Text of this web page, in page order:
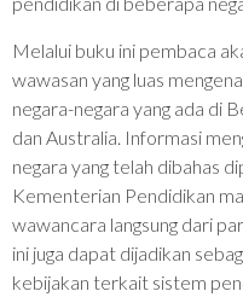
Melalui buku ini pembaca
wawasan yang luas
negara-negara yang ada di
dan Australia. Informasi
negara yang telah dibahas
Kementerian Pendidikan
wawancara langsung dari
ini juga dapat dijadikan
kebijakan terkait sistem